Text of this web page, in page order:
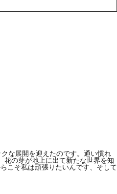
な展開を迎えたのです。通い慣れ
花の芽が地上に出て新たな世界を知
こそ私は頑張りたいんです、そして